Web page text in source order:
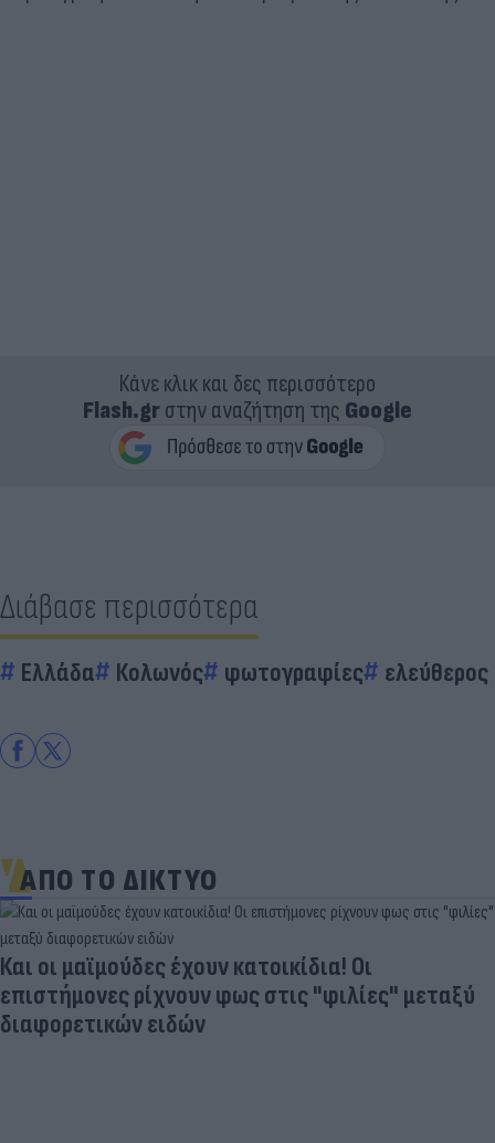
Κάνε κλικ και δες περισσότερο
Flash.grστην αναζήτηση της Google
Διάβασε περισσότερα
Ελλάδα Κολωνός φωτογραφίες ελεύθερος
ΑΠΟ ΤΟ ΔΙΚΤΥΟ
Και οι μαϊμούδες έχουν κατοικίδια! Οι
επιστήμονες ρίχνουν φως στις "φιλίες" μεταξύ
διαφορετικών ειδών